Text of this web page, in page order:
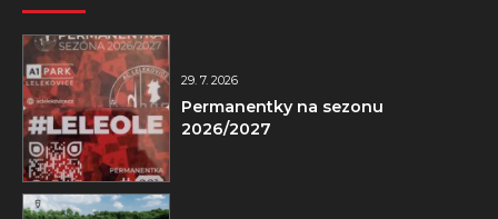
29. 7. 2026
Permanentky na sezonu
2026/2027